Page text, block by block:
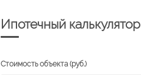
Ипотечный калькулятор
Стоимость объекта (руб.)